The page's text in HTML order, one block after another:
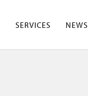
SERVICES NEWS